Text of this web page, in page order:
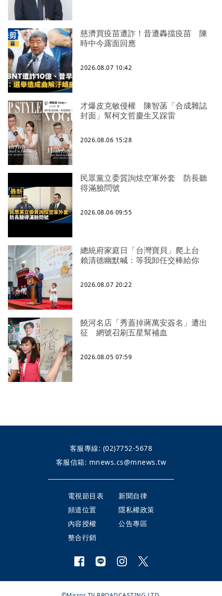
慈濟買疫苗遭詐！昔遭轟擋疫苗 陳
時中今露面回應
2026.08.07 10:42
才爆皮克敏侵權 陳智菡「合成雜誌
封面」幫柯文哲慶生又踩雷
2026.08.06 15:28
民眾黨立委質詢炫空軍外套 防長聽
得滿臉問號
2026.08.06 09:55
總統府家庭日「台灣寶貝」爬上台
賴清德幽默喊：等我卸任交棒給你
2026.08.07 20:22
饒河名店「秀蓋掉蔣萬安簽名」遭出
征 網號召刷五星幫補血
2026.08.05 07:59
客服專線: (02)7752-5678
客服信箱: mnews.cs@mnews.tw
電視節目表
新聞自律
頻道位置
隱私權政策
內容授權
公告專區
整合行銷